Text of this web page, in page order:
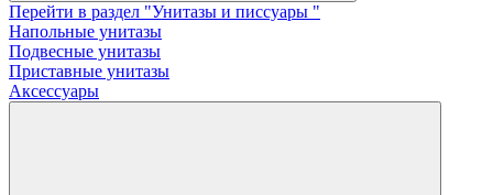
Перейти в раздел "Унитазы и писсуары "
Напольные унитазы
Подвесные унитазы
Приставные унитазы
Аксессуары